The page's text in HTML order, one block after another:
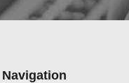
Navigation